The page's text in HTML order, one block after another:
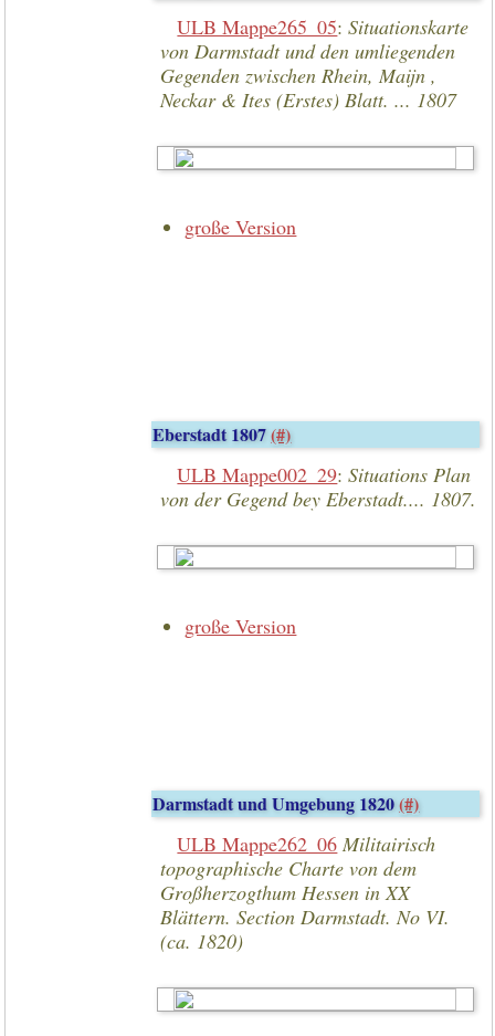
ULB Mappe265_05:Situationskarte
von Darmstadt und den umliegenden
Gegenden zwischen Rhein, Maijn ,
Neckar & Ites (Erstes) Blatt. ... 1807
große Version
Eberstadt 1807(#)
ULB Mappe002_29:Situations Plan
von der Gegend bey Eberstadt.... 1807.
große Version
Darmstadt und Umgebung 1820(#)
ULB Mappe262_06 Militairisch
topographische Charte von dem
Großherzogthum Hessen in XX
Blättern. Section Darmstadt. No VI.
(ca. 1820)